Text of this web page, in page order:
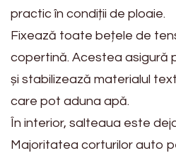
practic în condiții de ploaie.
Fixează toate bețele de
copertină. Acestea asigură
și stabilizează materialul
care pot aduna apă.
În interior, salteaua este
Majoritatea corturilor auto